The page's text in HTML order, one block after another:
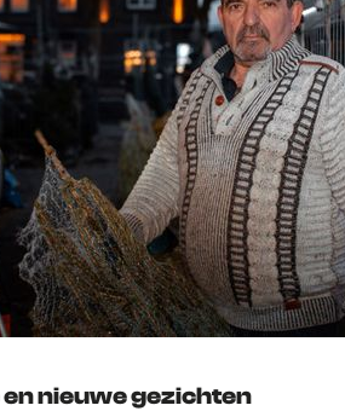
nieuwe gezichten